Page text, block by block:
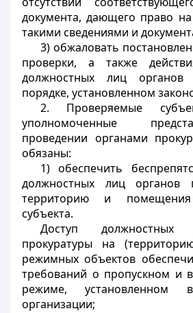
документа, дающего право
такими сведениями и
3) обжаловать
проверки, а также
должностных лиц органов
порядке, установленном
2. Проверяемые
уполномоченные
проведении органами
обязаны:
1) обеспечить
должностных лиц органов
территорию и помещения
субъекта.
Доступ
прокуратуры на
режимных объектов
требований о пропускном и
режиме, установленном
организации;